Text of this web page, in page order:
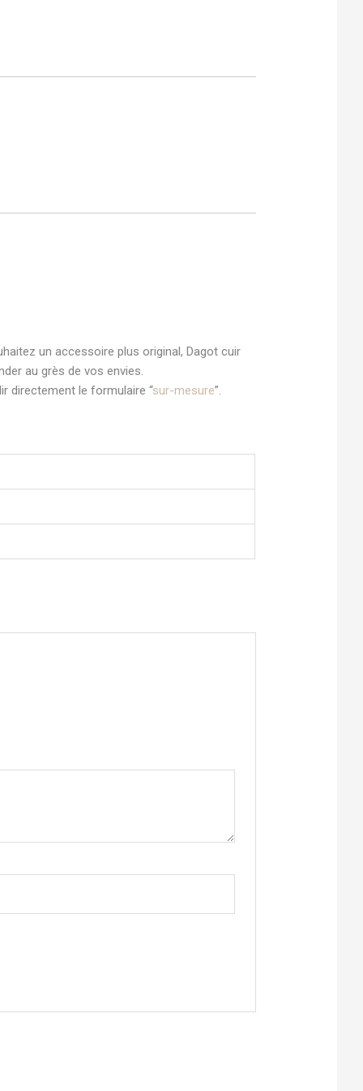
un accessoire plus original, Dagot cuir
au grès de vos envies.
directement le formulaire “sur-mesure”.